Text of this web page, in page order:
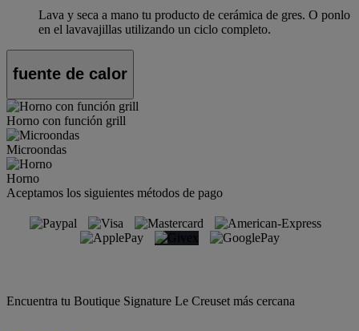
Lava y seca a mano tu producto de cerámica de gres. O ponlo
en el lavavajillas utilizando un ciclo completo.
fuente de calor
Horno con función grill
Microondas
Horno
Aceptamos los siguientes métodos de pago
Encuentra tu Boutique Signature Le Creuset más cercana